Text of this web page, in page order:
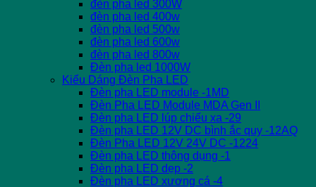
đèn pha led 300W
đèn pha led 400w
đèn pha led 500w
đèn pha led 600w
đèn pha led 800w
Đèn pha led 1000W
Kiểu Dáng Đèn Pha LED
Đèn pha LED module -1MD
Đèn Pha LED Module MDA Gen II
Đèn pha LED lúp chiếu xa -29
Đèn pha LED 12V DC bình ắc quy -12AQ
Đèn Pha LED 12V 24V DC -1224
Đèn pha LED thông dụng -1
Đèn pha LED dẹp -2
Đèn pha LED xương cá -4